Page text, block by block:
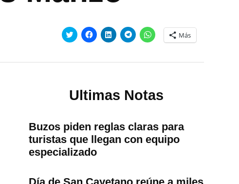
Haz
clic
Twitter
una
ventana
Haz
clic
Facebook
una
ventana
Haz
clic
LinkedIn
una
ventana
Haz
clic
Telegram
una
ventana
Haz
clic
WhatsApp
una
ventana
Más
Ultimas Notas
Buzos piden reglas claras para
turistas que llegan con equipo
especializado